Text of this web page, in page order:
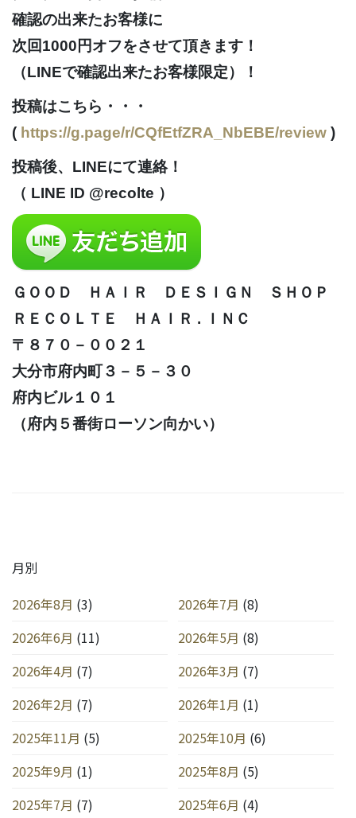
確認の出来たお客様に
次回1000円オフをさせて頂きます！
（LINEで確認出来たお客様限定）！
投稿はこちら・・・
( https://g.page/r/CQfEtfZRA_NbEBE/review )
投稿後、LINEにて連絡！
（ LINE ID @recolte ）
ＧＯＯＤ ＨＡＩＲ ＤＥＳＩＧＮ ＳＨＯＰ
ＲＥＣＯＬＴＥ ＨＡＩＲ . ＩＮＣ
〒８７０－００２１
大分市府内町３－５－３０
府内ビル１０１
（府内５番街ローソン向かい）
月別
2026年8月 (3) 2026年7月 (8)
2026年6月 (11) 2026年5月 (8)
2026年4月 (7) 2026年3月 (7)
2026年2月 (7) 2026年1月 (1)
2025年11月 (5) 2025年10月 (6)
2025年9月 (1) 2025年8月 (5)
2025年7月 (7) 2025年6月 (4)